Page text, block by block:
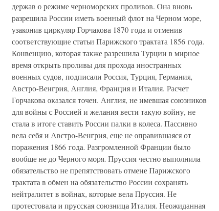
держав о режиме черноморских проливов. Она вновь
разрешила России иметь военный флот на Черном море,
узаконив циркуляр Горчакова 1870 года и отменив
соответствующие статьи Парижского трактата 1856 года.
Конвенцию, которая также разрешила Турции в мирное
время открыть проливы для прохода иностранных
военных судов, подписали Россия, Турция, Германия,
Австро-Венгрия, Англия, Франция и Италия. Расчет
Горчакова оказался точен. Англия, не имевшая союзников
для войны с Россией и желания вести такую войну, не
стала в итоге ставить России палки в колеса. Пассивно
вела себя и Австро-Венгрия, еще не оправившаяся от
поражения 1866 года. Разгромленной Франции было
вообще не до Черного моря. Пруссия честно выполнила
обязательство не препятствовать отмене Парижского
трактата в обмен на обязательство России сохранять
нейтралитет в войнах, которые вела Пруссия. Не
протестовала и прусская союзница Италия. Неожиданная